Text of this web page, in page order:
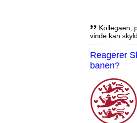
,, Kollegaen,
vinde kan
Reagerer
banen?